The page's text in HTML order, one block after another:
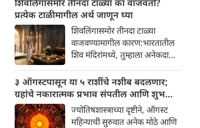
शिवलिंगासमोर तीनदा टाळ्या का वाजवतो?
प्रत्येक टाळीमागील अर्थ जाणून घ्या
शिवलिंगासमोर तीनदा टाळ्या
वाजवण्यामागील कारण:भारतातील
शिव मंदिरांमध्ये, तुम्हाला अनेकदा
वाजवताना दिसतील. ही एक सामान्य
प्रथा आहे, पण तुम्ही कधी विचार
केला आहे का की यामागे काय रहस्य
आहे आणि प्रत्येक टाळीचा अर्थ काय
३ ऑगस्टपासून या ५ राशींचे नशीब बदलणार;
ग्रहांचे नकारात्मक प्रभाव संपतील आणि शुभ
दिवसांची सुरुवात होईलज्योतिषशास्त्राच्या दृष्टीने, ऑगस्ट
महिन्याची सुरुवात अनेक मोठे आणि